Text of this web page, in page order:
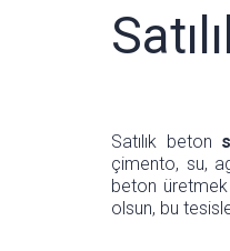
Satılık beton
çimento, su,
beton
olsun, bu